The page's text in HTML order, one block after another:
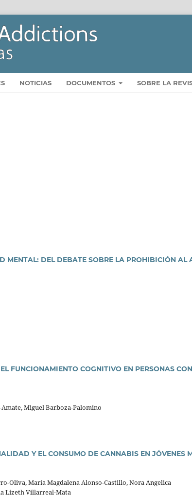
NOTICIAS DOCUMENTOS SOBRE LA
MENTAL: DEL DEBATE SOBRE LA PROHIBICIÓN AL
FUNCIONAMIENTO COGNITIVO EN PERSONAS
Miguel Barboza-Palomino
Y EL CONSUMO DE CANNABIS EN JÓVENES
Oliva, Marí­a Magdalena Alonso-Castillo, Nora Angelica
Lizeth Villarreal-Mata